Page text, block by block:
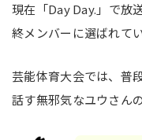
現在「Day Day.」で放
終メンバーに選ばれて
芸能体育大会では、普
話す無邪気なユウさん